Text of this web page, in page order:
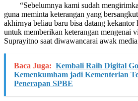
“Sebelumnya kami sudah
guna meminta keterangan yang
akhirnya beliau baru bisa datang kekantor
untuk memberikan keterangan mengenai
Suprayitno saat diwawancarai awak
Baca Juga: Kembali Raih Digital
Kemenkumham jadi Kementerian
Penerapan SPBE